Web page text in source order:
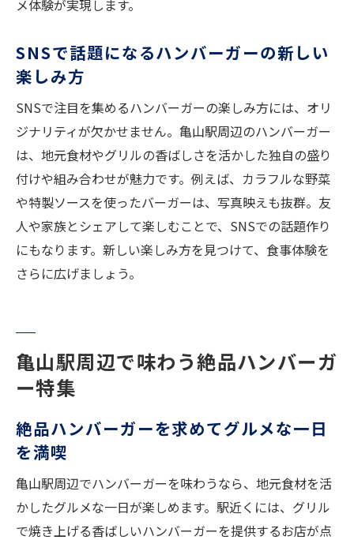
グリル料理が広げる亀山駅の食の世界
地元グルメの多様性を感じる食事体験
新しい発見がある亀山駅グルメの歩き方
SNS映えするハンバーガー発見の秘訣
SNSで注目のハンバーガー選びのコツ
グリルの美しさが映えるバンズの秘密
写真映えするハンバーガーの盛り付け術
SNS投稿に最適なハンバーガーの探し方
ハンバーガー好き必見の撮影テクニック
メ体験が実現します。
SNSで話題になるハンバーガーの新しい
楽しみ方
SNSで注目を集めるハンバーガーの楽しみ方には、オリ
ジナリティが欠かせません。亀山駅周辺のハンバーガー
は、地元食材やグリルの香ばしさを活かした独自の盛り
付けや組み合わせが魅力です。例えば、カラフルな野菜
や特製ソースを使ったバーガーは、写真映えも抜群。友
人や家族とシェアして楽しむことで、SNSでの話題作り
にもなります。新しい楽しみ方を見つけて、食事体験を
さらに広げましょう。
亀山駅周辺で味わう絶品ハンバーガ
ー特集
絶品ハンバーガーを求めてグルメな一日
を満喫
亀山駅周辺でハンバーガーを味わうなら、地元食材を活
かしたグルメな一日が楽しめます。駅近くには、グリル
で焼き上げる香ばしいハンバーガーを提供するお店が点